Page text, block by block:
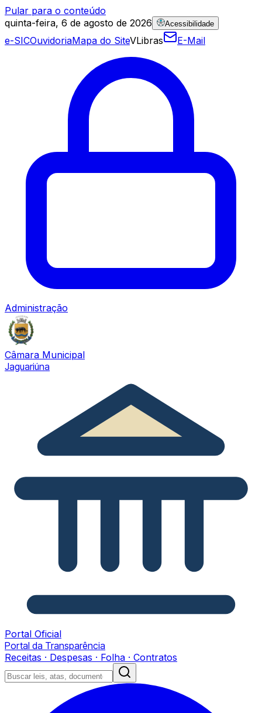
Pular para o conteúdo
quinta-feira, 6 de agosto de 2026
Acessibilidade
e-SICOuvidoriaMapa do SiteVLibras E-Mail
Administração
Câmara Municipal
Jaguariúna
Portal Oficial
Portal da Transparência
Receitas · Despesas · Folha · Contratos